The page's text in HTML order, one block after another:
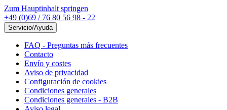
Zum Hauptinhalt springen
+49 (0)69 / 76 80 56 98 - 22
Servicio/Ayuda
FAQ - Preguntas más frecuentes
Contacto
Envío y costes
Aviso de privacidad
Configuración de cookies
Condiciones generales
Condiciones generales - B2B